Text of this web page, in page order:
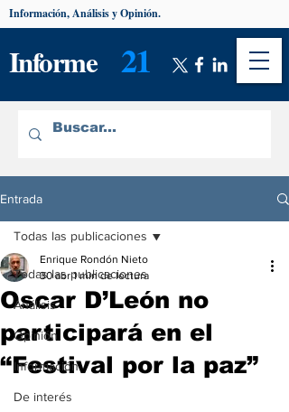
Informe 21
Información, Análisis y Opinión.
Entrada
Todas las publicaciones
Análisis
Opinión
Información
De interés
Todas las publicaciones
Oscar D’León no
participará en el
“Festival por la paz”
Enrique Rondón Nieto
30 abr 1 min de lectura